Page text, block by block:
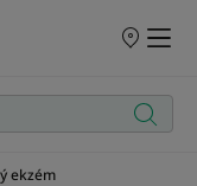
PREDAJNÉ
ekzém